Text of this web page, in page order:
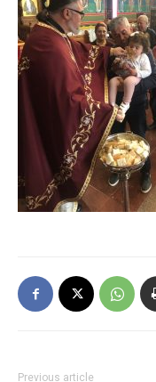
Previous article